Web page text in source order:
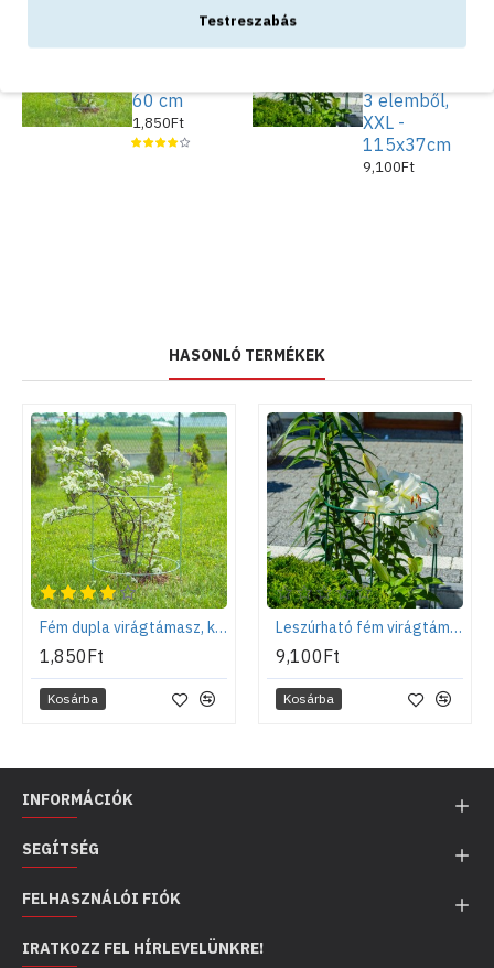
Fém dupla
60 cm
1,850Ft
3 elemből,
XXL -
115x37cm
9,100Ft
HASONLÓ TERMÉKEK
Fém dupla virágtámasz, kör alakú, 60 cm
1,850Ft
Kosárba
Leszúrható fém virágtámasz 3 elemből, XXL - 115x37cm
9,100Ft
Kosárba
INFORMÁCIÓK
SEGÍTSÉG
FELHASZNÁLÓI FIÓK
IRATKOZZ FEL HÍRLEVELÜNKRE!
Testreszabás